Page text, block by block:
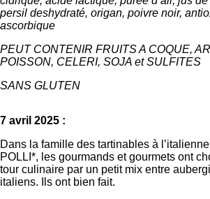
persil deshydraté, origan, poivre noir,
ascorbique
PEUT CONTENIR FRUITS A COQUE,
POISSON, CELERI, SOJA et SULFITES
SANS GLUTEN
7 avril 2025 :
Dans la famille des tartinables à
POLLI*, les gourmands et gourmets ont
tour culinaire par un petit mix entre
italiens. Ils ont bien fait.